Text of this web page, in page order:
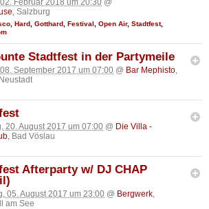
Februar 2018 um 20:30 @
, Salzburg
, Hard, Gotthard, Festival , Open Air, Stadtfest,
Stadtfest in der Partymeile
September 2017 um 07:00 @ Bar Mephisto,
20. August 2017 um 07:00 @ Die Villa -
, Bad Vöslau
Afterparty w/ DJ CHAP
05. August 2017 um 23:00 @ Bergwerk,
am See